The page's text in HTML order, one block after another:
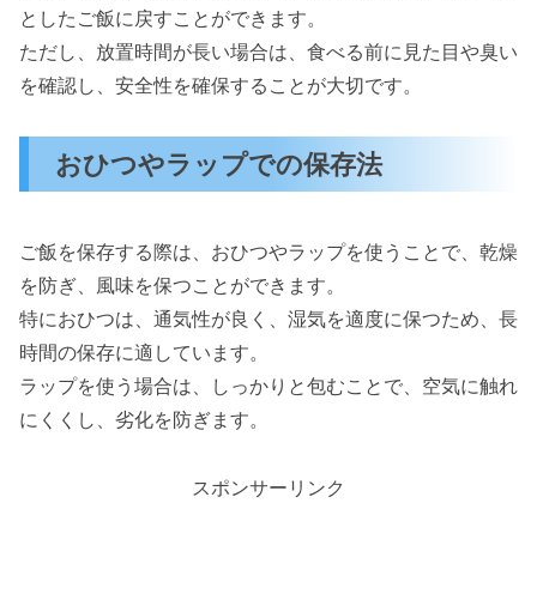
としたご飯に戻すことができます。
ただし、放置時間が長い場合は、食べる前に見た目や臭い
を確認し、安全性を確保することが大切です。
おひつやラップでの保存法
ご飯を保存する際は、おひつやラップを使うことで、乾燥
を防ぎ、風味を保つことができます。
特におひつは、通気性が良く、湿気を適度に保つため、長
時間の保存に適しています。
ラップを使う場合は、しっかりと包むことで、空気に触れ
にくくし、劣化を防ぎます。
スポンサーリンク